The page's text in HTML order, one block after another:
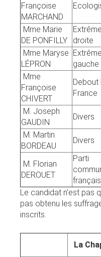
Françoise
MARCHAND
Mme Marie
DE PONFILLY
Extrême
droite
Mme Maryse
LÉPRON
Extrême
gauche
Mme
Françoise
CHIVERT
Debout
France
M. Joseph
GAUDIN
Divers
M. Martin
BORDEAU
Divers
M. Florian
DEROUET
Parti
français
Le candidat n’est pas
pas obtenu les
inscrits.
La